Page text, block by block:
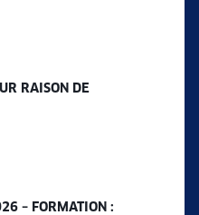
RAISON DE
– FORMATION :